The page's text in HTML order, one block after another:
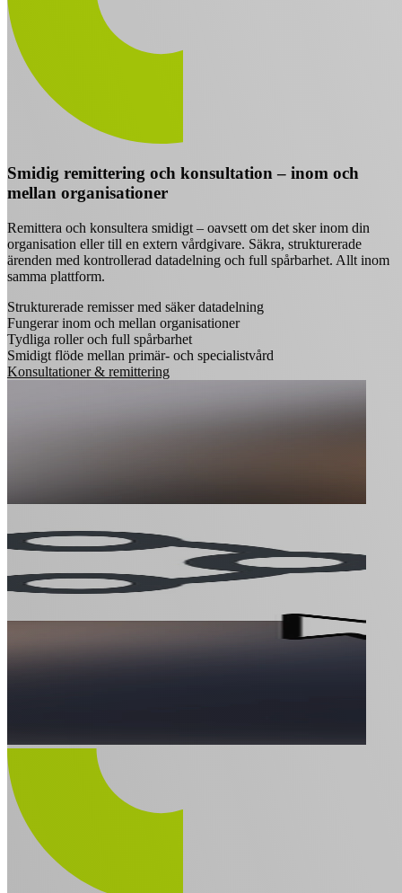
Smidig remittering och konsultation – inom och
mellan organisationer
Remittera och konsultera smidigt – oavsett om det sker inom din
organisation eller till en extern vårdgivare. Säkra, strukturerade
ärenden med kontrollerad datadelning och full spårbarhet. Allt inom
samma plattform.
Strukturerade remisser med säker datadelning
Fungerar inom och mellan organisationer
Tydliga roller och full spårbarhet
Smidigt flöde mellan primär- och specialistvård
Konsultationer & remittering